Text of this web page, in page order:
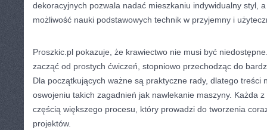
dekoracyjnych pozwala nadać mieszkaniu indywidualny styl,
możliwość nauki podstawowych technik w przyjemny i
Proszkic.pl pokazuje, że krawiectwo nie musi być
zacząć od prostych ćwiczeń, stopniowo przechodząc do
Dla początkujących ważne są praktyczne rady, dlatego treści
oswojeniu takich zagadnień jak nawlekanie maszyny. Każda
częścią większego procesu, który prowadzi do tworzenia
projektów.